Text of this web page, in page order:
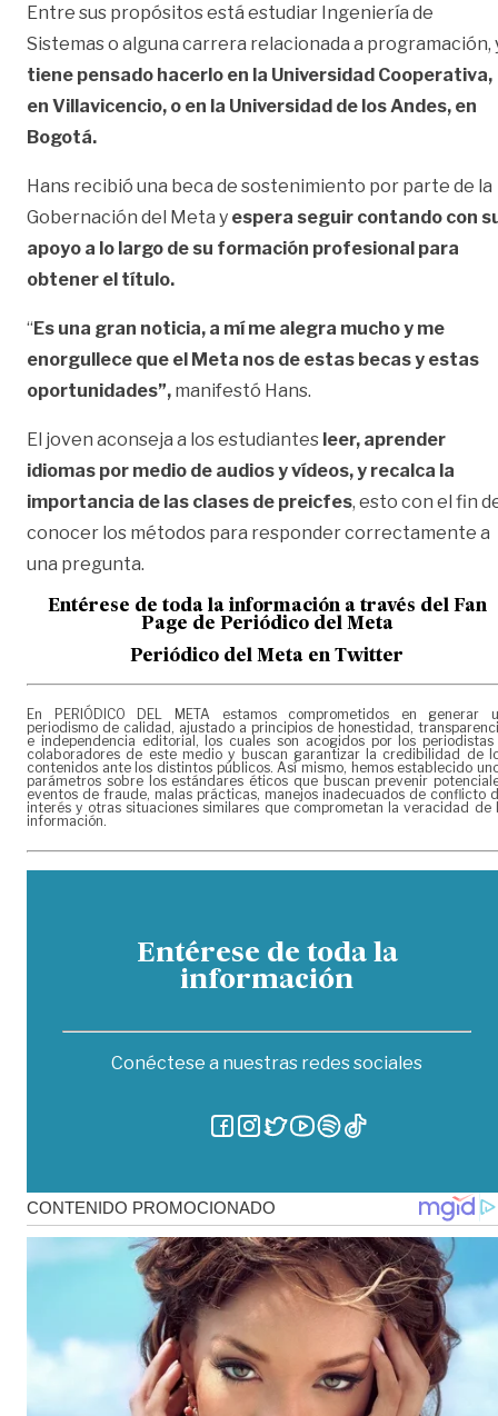
Entre sus propósitos está estudiar Ingeniería de
Sistemas o alguna carrera relacionada a programación,
tiene pensado hacerlo en la Universidad Cooperativa,
en Villavicencio, o en la Universidad de los Andes, en
Bogotá.
Hans recibió una beca de sostenimiento por parte de la
Gobernación del Meta y espera seguir contando con
apoyo a lo largo de su formación profesional para
obtener el título.
“Es una gran noticia, a mí me alegra mucho y me
enorgullece que el Meta nos de estas becas y estas
oportunidades”, manifestó Hans.
El joven aconseja a los estudiantes leer, aprender
idiomas por medio de audios y vídeos, y recalca la
importancia de las clases de preicfes, esto con el fin
conocer los métodos para responder correctamente a
una pregunta.
Entérese de toda la información a través del Fan
Page de Periódico del Meta
Periódico del Meta en Twitter
En PERIÓDICO DEL META estamos comprometidos en generar
periodismo de calidad, ajustado a principios de honestidad,
e independencia editorial, los cuales son acogidos por los periodistas
colaboradores de este medio y buscan garantizar la credibilidad de
contenidos ante los distintos públicos. Así mismo, hemos establecido
parámetros sobre los estándares éticos que buscan prevenir
eventos de fraude, malas prácticas, manejos inadecuados de conflicto
interés y otras situaciones similares que comprometan la veracidad de
información.
Entérese de toda la
información
Conéctese a nuestras redes sociales